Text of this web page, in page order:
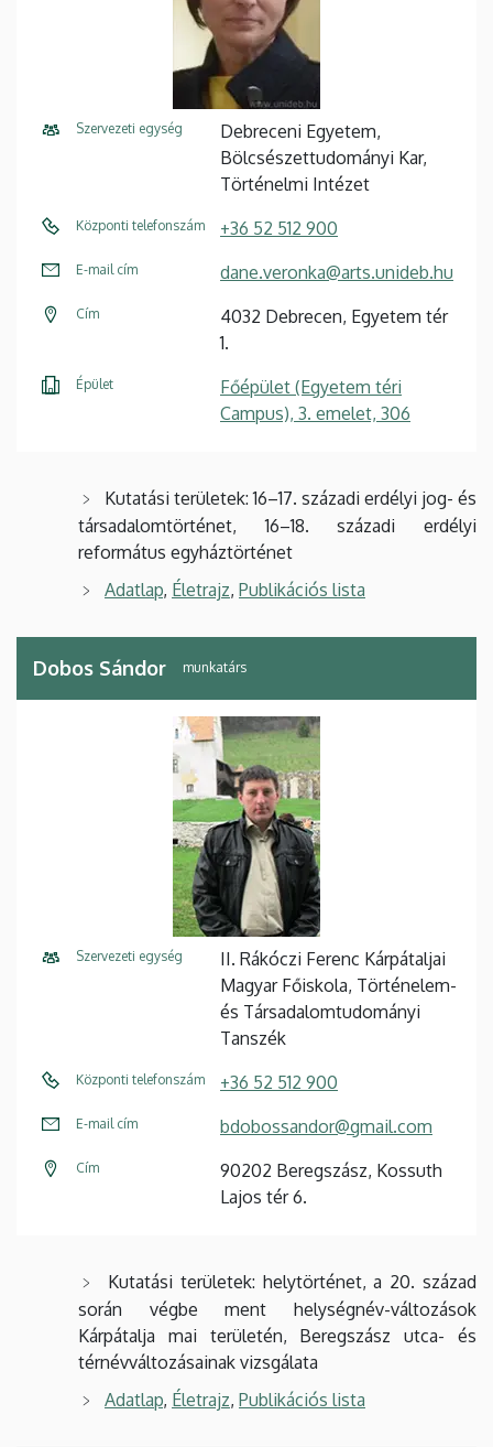
Szervezeti egység
Debreceni Egyetem,
Bölcsészettudományi Kar,
Történelmi Intézet
Központi telefonszám +36 52 512 900
E-mail cím dane.veronka@arts.unideb.hu
Cím
4032 Debrecen, Egyetem tér
1.
Épület
Főépület (Egyetem téri
Campus), 3. emelet, 306
Kutatási területek: 16–17. századi erdélyi jog- és
társadalomtörténet, 16–18. századi erdélyi
református egyháztörténet
Adatlap, Életrajz, Publikációs lista
Dobos Sándor munkatárs
Szervezeti egység
II. Rákóczi Ferenc Kárpátaljai
Magyar Főiskola, Történelem-
és Társadalomtudományi
Tanszék
Központi telefonszám +36 52 512 900
E-mail cím bdobossandor@gmail.com
Cím
90202 Beregszász, Kossuth
Lajos tér 6.
Kutatási területek: helytörténet, a 20. század
során végbe ment helységnév-változások
Kárpátalja mai területén, Beregszász utca- és
térnévváltozásainak vizsgálata
Adatlap, Életrajz, Publikációs lista